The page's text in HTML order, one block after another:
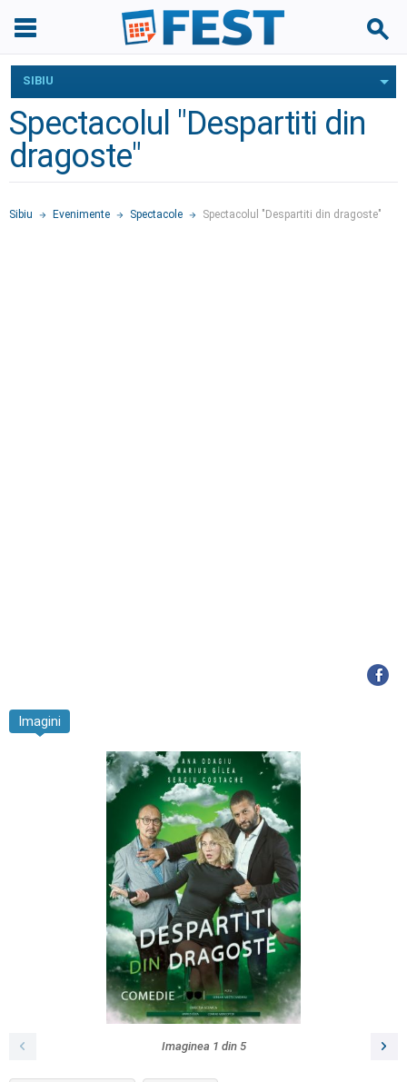
SIBIU
Spectacolul "Despartiti din
dragoste"
Sibiu Evenimente Spectacole Spectacolul "Despartiti din dragoste"
Imagini
Imaginea 1 din 5